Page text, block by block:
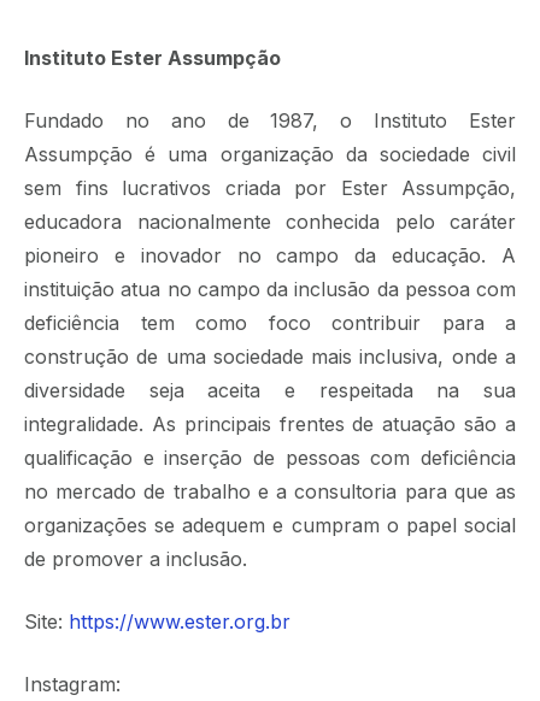
Instituto Ester Assumpção
Fundado no ano de 1987, o Instituto Ester
Assumpção é uma organização da sociedade civil
sem fins lucrativos criada por Ester Assumpção,
educadora nacionalmente conhecida pelo caráter
pioneiro e inovador no campo da educação. A
instituição atua no campo da inclusão da pessoa com
deficiência tem como foco contribuir para a
construção de uma sociedade mais inclusiva, onde a
diversidade seja aceita e respeitada na sua
integralidade. As principais frentes de atuação são a
qualificação e inserção de pessoas com deficiência
no mercado de trabalho e a consultoria para que as
organizações se adequem e cumpram o papel social
de promover a inclusão.
Site: https://www.ester.org.br
Instagram: